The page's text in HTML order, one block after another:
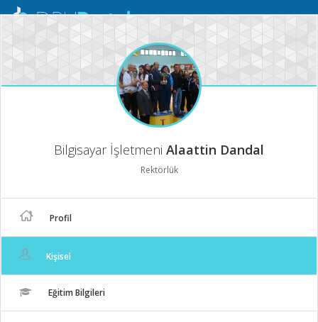
Mobil
Bilgisayar İşletmeni Alaattin Dandal
Rektörlük
Profil
Kişisel
Eğitim Bilgileri